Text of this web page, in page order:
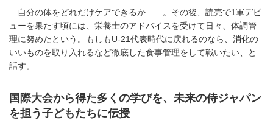
自分の体をどれだけケアできるか――。その後、読売で1軍デビ
ューを果たす頃には、栄養士のアドバイスを受けて日々、体調管
理に努めたという。もしもU-21代表時代に戻れるのなら、消化の
いいものを取り入れるなど徹底した食事管理をして戦いたい、と
話す。
国際大会から得た多くの学びを、未来の侍ジャパン
を担う子どもたちに伝授